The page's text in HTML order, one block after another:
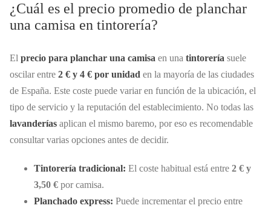
¿Cuál es el precio promedio de planchar
una camisa en tintorería?
El precio para planchar una camisa en una tintorería suele
oscilar entre 2 € y 4 € por unidad en la mayoría de las ciudades
de España. Este coste puede variar en función de la ubicación, el
tipo de servicio y la reputación del establecimiento. No todas las
lavanderías aplican el mismo baremo, por eso es recomendable
consultar varias opciones antes de decidir.
Tintorería tradicional: El coste habitual está entre 2 € y
3,50 € por camisa.
Planchado express: Puede incrementar el precio entre